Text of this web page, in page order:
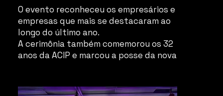
O evento reconheceu os empresários e
empresas que mais se destacaram ao
longo do último ano.
A cerimônia também comemorou os 32
anos da ACIP e marcou a posse da nova
empreendedorismo catarinense.